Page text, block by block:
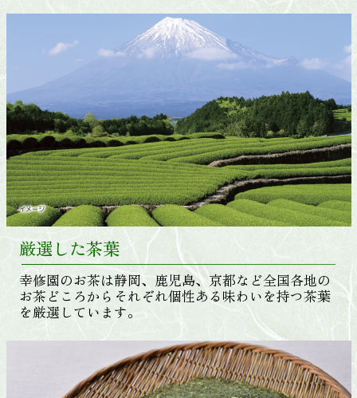
厳選した茶葉
幸修園のお茶は静岡、鹿児島、京都など全国各地の
お茶どころからそれぞれ個性ある味わいを持つ茶葉
を厳選しています。